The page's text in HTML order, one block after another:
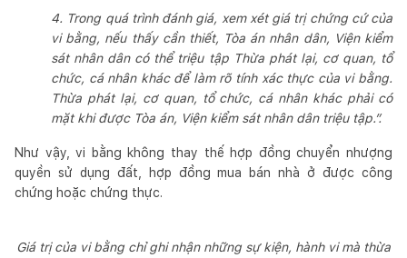
4. Trong quá trình đánh giá, xem xét giá trị chứng cứ của
vi bằng, nếu thấy cần thiết, Tòa án nhân dân, Viện kiểm
sát nhân dân có thể triệu tập Thừa phát lại, cơ quan, tổ
chức, cá nhân khác để làm rõ tính xác thực của vi bằng.
Thừa phát lại, cơ quan, tổ chức, cá nhân khác phải có
mặt khi được Tòa án, Viện kiểm sát nhân dân triệu tập.”.
Như vậy, vi bằng không thay thế hợp đồng chuyển nhượng
quyền sử dụng đất, hợp đồng mua bán nhà ở được công
chứng hoặc chứng thực.
Giá trị của vi bằng chỉ ghi nhận những sự kiện, hành vi mà thừa